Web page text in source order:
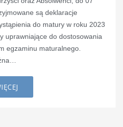
są deklaracje
do matury w roku 2023
uprawniające do dostosowania
egzaminu maturalnego.